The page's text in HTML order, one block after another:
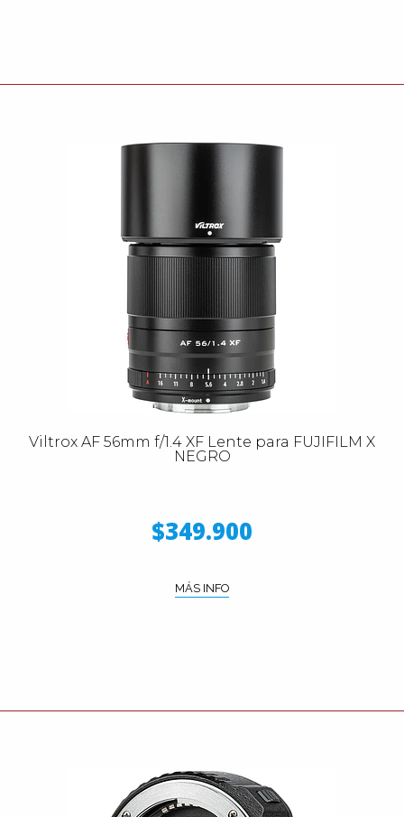
Viltrox AF 56mm f/1.4 XF Lente para FUJIFILM X
NEGRO
$349.900
MÁS INFO